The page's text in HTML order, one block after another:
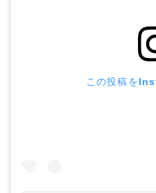
この投稿を